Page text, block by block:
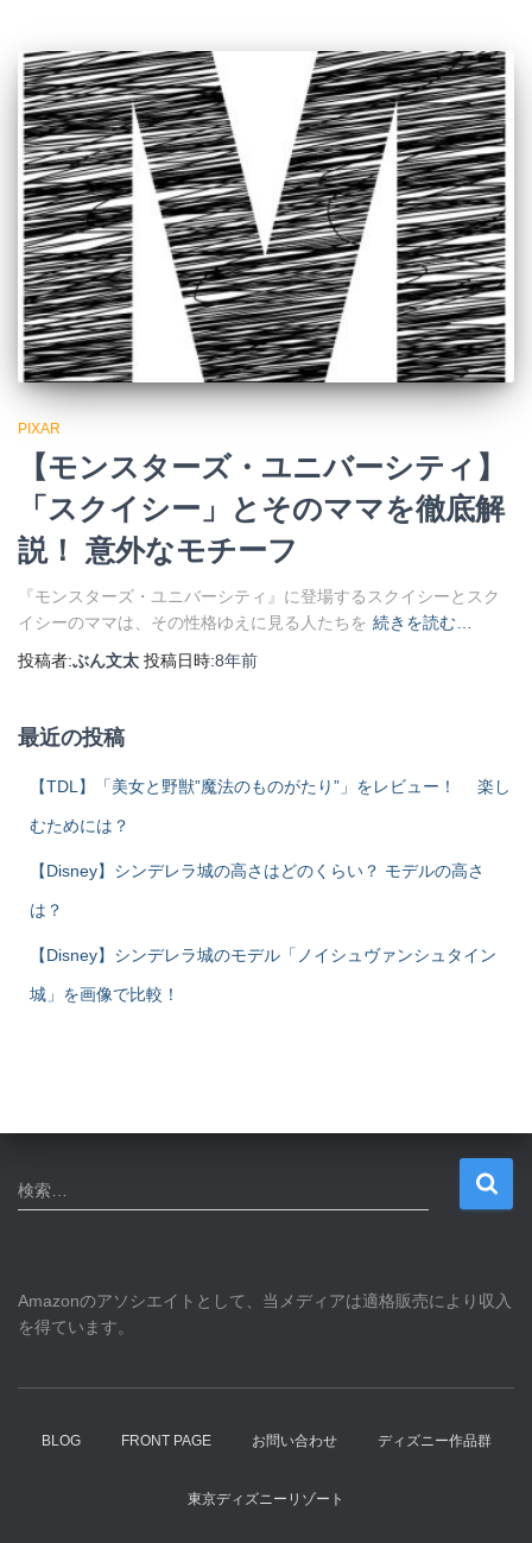
PIXAR
【モンスターズ・ユニバーシティ】
「スクイシー」とそのママを徹底解
説！ 意外なモチーフ
『モンスターズ・ユニバーシティ』に登場するスクイシーとスク
イシーのママは、その性格ゆえに見る人たちを 続きを読む…
投稿者:ぶん文太 投稿日時:8年前
最近の投稿
【TDL】「美女と野獣”魔法のものがたり”」をレビュー！ 楽し
むためには？
【Disney】シンデレラ城の高さはどのくらい？ モデルの高さ
は？
【Disney】シンデレラ城のモデル「ノイシュヴァンシュタイン
城」を画像で比較！
検
索
検索…
Amazonのアソシエイトとして、当メディアは適格販売により収入
を得ています。
BLOG FRONT PAGE お問い合わせ ディズニー作品群
東京ディズニーリゾート